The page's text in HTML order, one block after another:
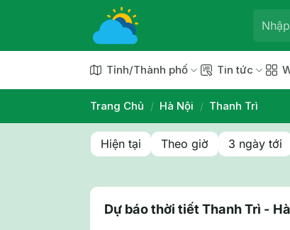
Tỉnh/Thành phố Tin tức
Trang Chủ / Hà Nội / Thanh Trì
Hiện tại Theo giờ 3 ngày tới
Dự báo thời tiết Thanh Trì -